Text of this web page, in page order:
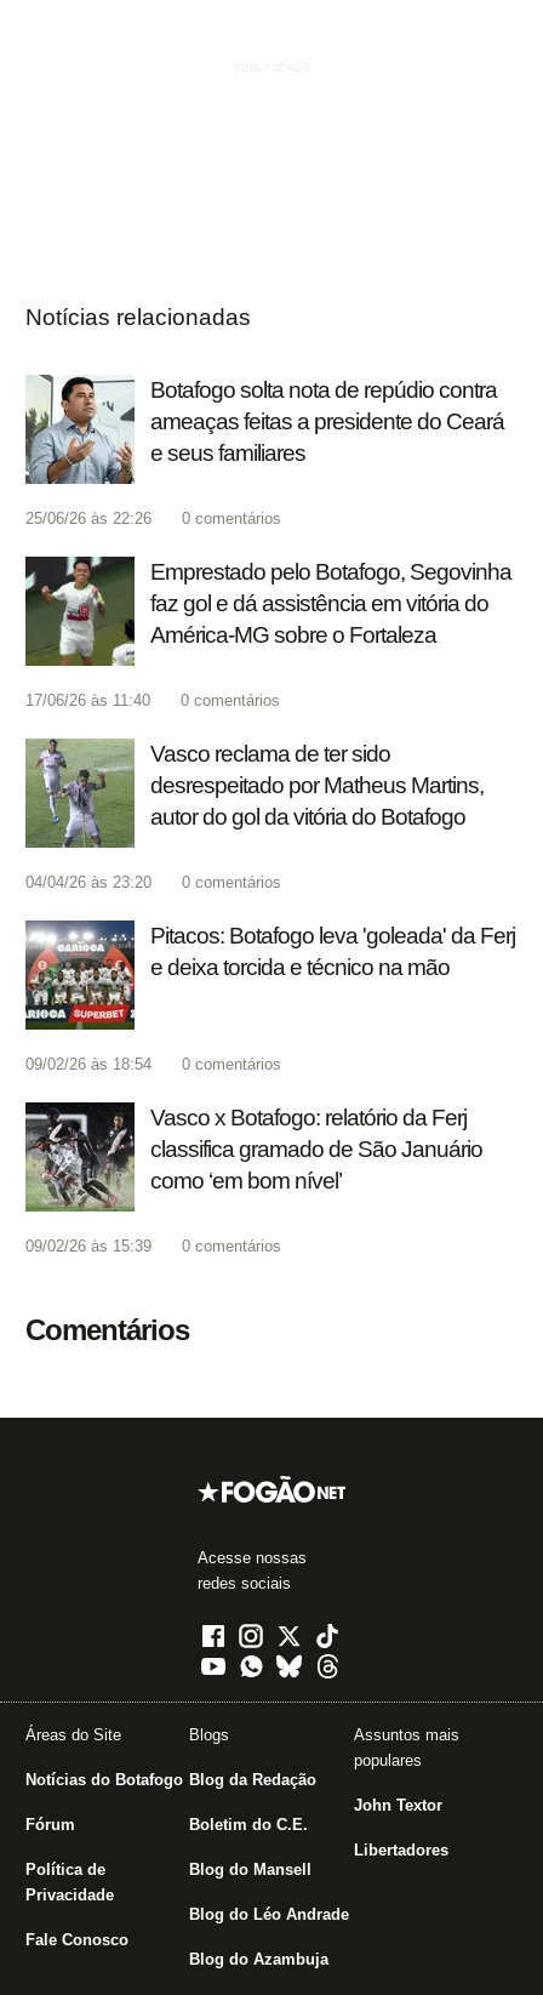
Notícias relacionadas
Botafogo solta nota de repúdio contra
ameaças feitas a presidente do Ceará
e seus familiares
25/06/26 às 22:26 0 comentários
Emprestado pelo Botafogo, Segovinha
faz gol e dá assistência em vitória do
América-MG sobre o Fortaleza
17/06/26 às 11:40 0 comentários
Vasco reclama de ter sido
desrespeitado por Matheus Martins,
autor do gol da vitória do Botafogo
04/04/26 às 23:20 0 comentários
Pitacos: Botafogo leva 'goleada' da Ferj
e deixa torcida e técnico na mão
09/02/26 às 18:54 0 comentários
Vasco x Botafogo: relatório da Ferj
classifica gramado de São Januário
como ‘em bom nível’
09/02/26 às 15:39 0 comentários
Comentários
Acesse nossas
redes sociais
Áreas do Site
Notícias do Botafogo
Fórum
Política de
Privacidade
Fale Conosco
Blogs
Blog da Redação
Boletim do C.E.
Blog do Mansell
Blog do Léo Andrade
Blog do Azambuja
Assuntos mais
populares
John Textor
Libertadores